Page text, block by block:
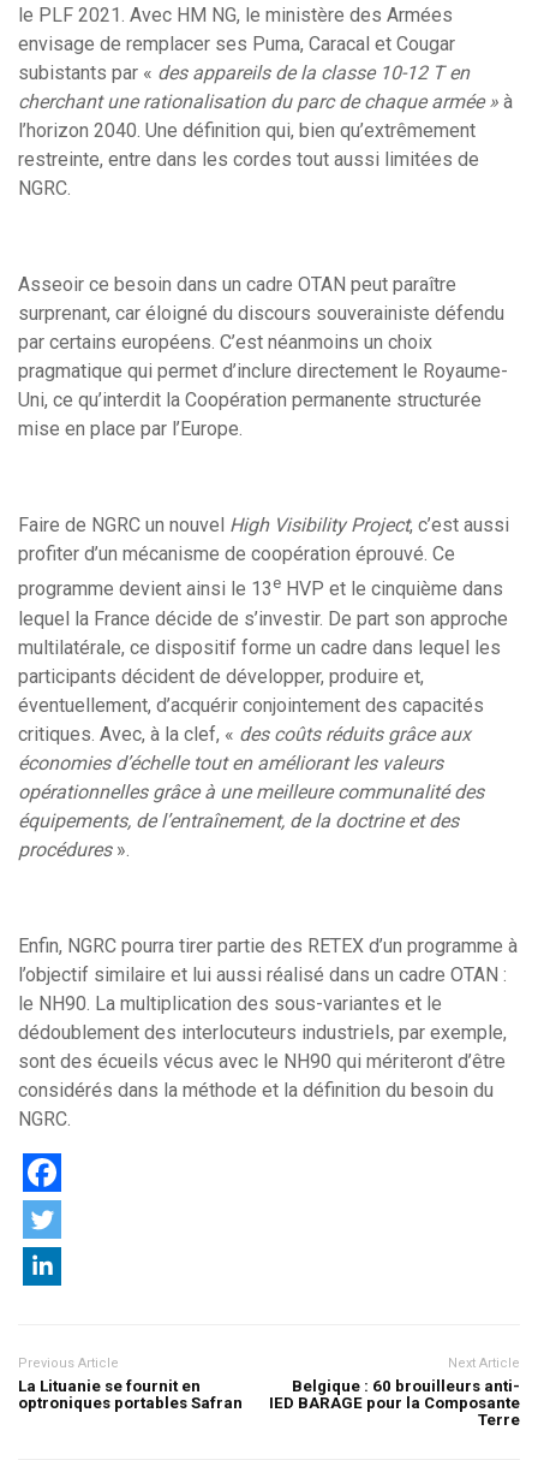
le PLF 2021. Avec HM NG, le ministère des Armées
envisage de remplacer ses Puma, Caracal et Cougar
subistants par « des appareils de la classe 10-12 T en
cherchant une rationalisation du parc de chaque armée » à
l’horizon 2040. Une définition qui, bien qu’extrêmement
restreinte, entre dans les cordes tout aussi limitées de
NGRC.
Asseoir ce besoin dans un cadre OTAN peut paraître
surprenant, car éloigné du discours souverainiste défendu
par certains européens. C’est néanmoins un choix
pragmatique qui permet d’inclure directement le Royaume-
Uni, ce qu’interdit la Coopération permanente structurée
mise en place par l’Europe.
Faire de NGRC un nouvel High Visibility Project, c’est aussi
profiter d’un mécanisme de coopération éprouvé. Ce
programme devient ainsi le 13e HVP et le cinquième dans
lequel la France décide de s’investir. De part son approche
multilatérale, ce dispositif forme un cadre dans lequel les
participants décident de développer, produire et,
éventuellement, d’acquérir conjointement des capacités
critiques. Avec, à la clef, « des coûts réduits grâce aux
économies d’échelle tout en améliorant les valeurs
opérationnelles grâce à une meilleure communalité des
équipements, de l’entraînement, de la doctrine et des
procédures».
Enfin, NGRC pourra tirer partie des RETEX d’un programme à
l’objectif similaire et lui aussi réalisé dans un cadre OTAN :
le NH90. La multiplication des sous-variantes et le
dédoublement des interlocuteurs industriels, par exemple,
sont des écueils vécus avec le NH90 qui mériteront d’être
considérés dans la méthode et la définition du besoin du
NGRC.
Previous Article
La Lituanie se fournit en
optroniques portables Safran
Next Article
Belgique : 60 brouilleurs anti-
IED BARAGE pour la Composante
Terre